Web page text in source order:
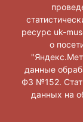
Музей г. Усть-
ресурс uk-
о
данные
ФЗ №152.
данных на